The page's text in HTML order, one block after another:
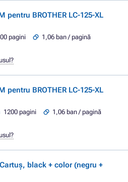
pentru BROTHER LC-125-XL
pagini
1,06 ban / pagină
pentru BROTHER LC-125-XL
1200 pagini
1,06 ban / pagină
black + color (negru +